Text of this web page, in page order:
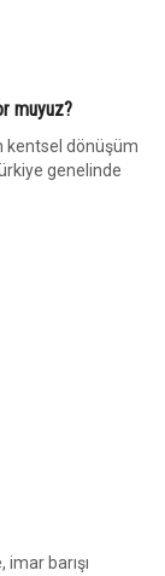
muyuz?
kentsel dönüşüm
genelinde
barışı